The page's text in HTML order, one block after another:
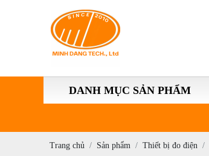
DANH MỤC SẢN PHẨM
Trang chủ Sản phẩm Thiết bị đo điện